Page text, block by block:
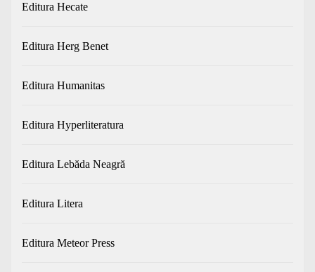
Editura Hecate
Editura Herg Benet
Editura Humanitas
Editura Hyperliteratura
Editura Lebăda Neagră
Editura Litera
Editura Meteor Press